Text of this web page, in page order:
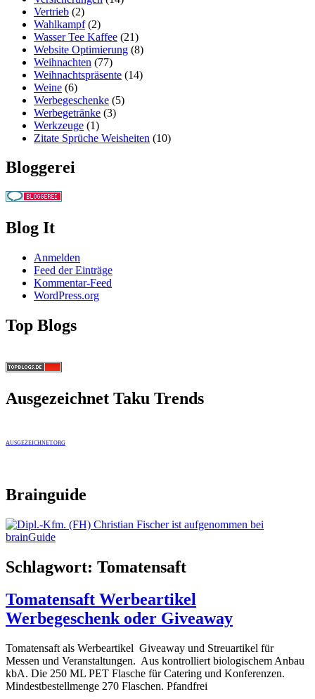
Vertrieb (2)
Wahlkampf(2)
Wasser Tee Kaffee (21)
Website Optimierung (8)
Weihnachten (77)
Weihnachtspräsente (14)
Weine (6)
Werbegeschenke (5)
Werbegetränke (3)
Werkzeuge (1)
Zitate Sprüche Weisheiten (10)
Bloggerei
Blog It
Anmelden
Feed der Einträge
Kommentar-Feed
WordPress.org
Top Blogs
Ausgezeichnet Taku Trends
AUSGEZEICHNET.ORG
Brainguide
Schlagwort: Tomatensaft
Tomatensaft Werbeartikel
Werbegeschenk oder Giveaway
Tomatensaft als Werbeartikel Giveaway und Streuartikel für
Messen und Veranstaltungen. Aus kontrolliert biologischem Anbau
kbA. Die 250 ML PET Flasche für Catering und Konferenzen.
Mindestbestellmenge 270 Flaschen. Pfandfrei